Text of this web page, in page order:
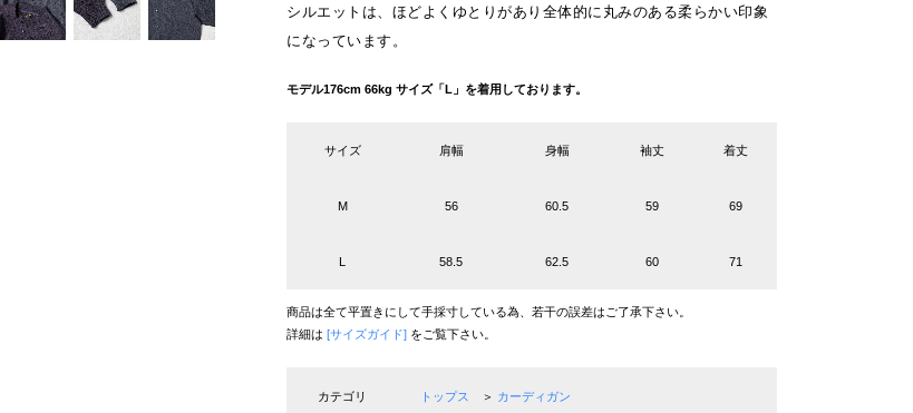
シルエットは、ほどよくゆとりがあり全体的に丸みのある柔らかい印象
になっています。
モデル176cm 66kg サイズ「L」を着用しております。
サイズ 肩幅 身幅 袖丈 着丈
M 56 60.5 59 69
L 58.5 62.5 60 71
商品は全て平置きにして手採寸している為、若干の誤差はご了承下さい。
詳細は [サイズガイド] をご覧下さい。
カテゴリ トップス ＞ カーディガン